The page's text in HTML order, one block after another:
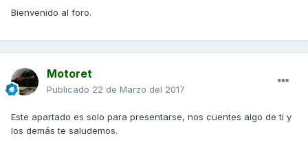
Bienvenido al foro.
Motoret
Publicado 22 de Marzo del 2017
Este apartado es solo para presentarse, nos cuentes algo de ti y
los demás te saludemos.